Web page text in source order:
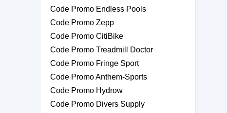
Code Promo Endless Pools
Code Promo Zepp
Code Promo CitiBike
Code Promo Treadmill Doctor
Code Promo Fringe Sport
Code Promo Anthem-Sports
Code Promo Hydrow
Code Promo Divers Supply